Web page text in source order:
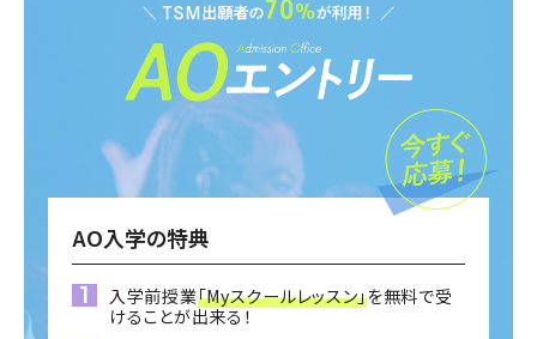
AO入学の特典
入学前授業「Myスクールレッスン」を無料で受
けることが出来る！